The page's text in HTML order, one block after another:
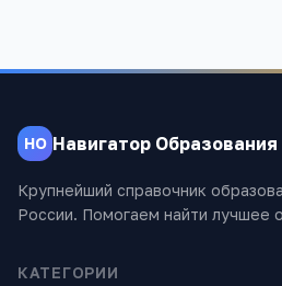
НО Навигатор Образования
Крупнейший справочник
России. Помогаем найти лучшее
КАТЕГОРИИ